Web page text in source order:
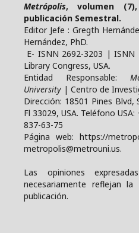
Metrópolis, volumen
publicación Semestral.
Editor Jefe : Gregth
Hernández, PhD.
E- ISNN 2692-3203 |
Library Congress, USA.
Entidad Responsable:
University | Centro de
Dirección: 18501 Pines
Fl 33029, USA. Teléfono
837-63-75
Página web: https://
metropolis@metrouni.us.
Las opiniones
necesariamente reflejan
publicación.